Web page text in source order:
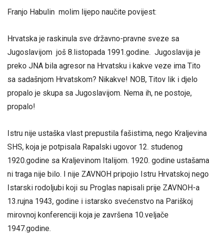
Franjo Habulin molim lijepo naučite povijest:
Hrvatska je raskinula sve državno-pravne sveze sa
Jugoslavijom još 8.listopada 1991.godine. Jugoslavija je
preko JNA bila agresor na Hrvatsku i kakve veze ima Tito
sa sadašnjom Hrvatskom? Nikakve! NOB, Titov lik i djelo
propalo je skupa sa Jugoslavijom. Nema ih, ne postoje,
propalo!
Istru nije ustaška vlast prepustila fašistima, nego Kraljevina
SHS, koja je potpisala Rapalski ugovor 12. studenog
1920.godine sa Kraljevinom Italijom. 1920. godine ustašama
ni traga nije bilo. I nije ZAVNOH pripojio Istru Hrvatskoj nego
Istarski rodoljubi koji su Proglas napisali prije ZAVNOH-a
13.rujna 1943, godine i istarsko svećenstvo na Pariškoj
mirovnoj konferenciji koja je završena 10.veljače
1947.godine.